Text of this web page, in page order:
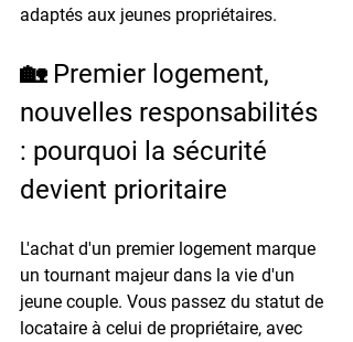
adaptés aux jeunes propriétaires.
🏡 Premier logement,
nouvelles responsabilités
: pourquoi la sécurité
devient prioritaire
L'achat d'un premier logement marque
un tournant majeur dans la vie d'un
jeune couple. Vous passez du statut de
locataire à celui de propriétaire, avec